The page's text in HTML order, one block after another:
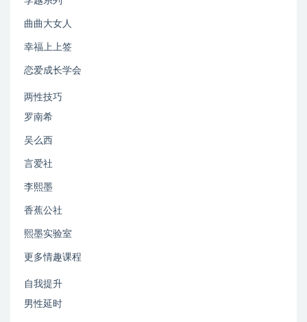
曲曲大女人
幸福上上签
恋爱成长学会
两性技巧
罗南希
吴么西
言爱社
李熙墨
香蕉公社
熙墨实验室
更多情趣课程
自我提升
男性延时